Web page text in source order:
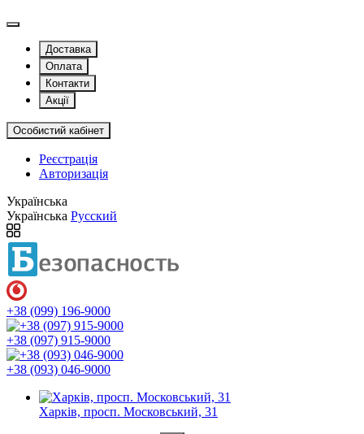
Доставка
Оплата
Контакти
Акції
Особистий кабінет
Реєстрація
Авторизація
Українська
Українська Русский
+38 (099) 196-9000
+38 (097) 915-9000
+38 (093) 046-9000
Харків, просп. Московський, 31